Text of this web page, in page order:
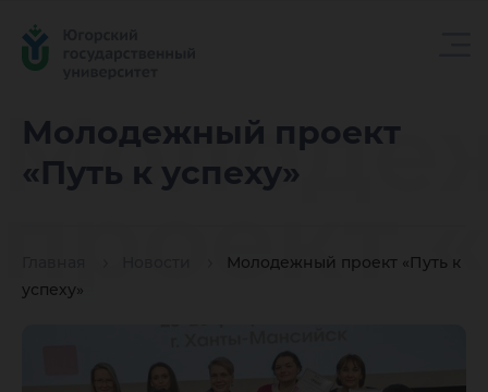
Молодежный проект
«Путь к успеху»
Молодежный проект «Путь к
успеху»проект
к